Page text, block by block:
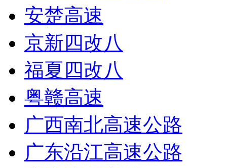
安楚高速
京新四改八
福夏四改八
粤赣高速
广西南北高速公路
广东沿江高速公路